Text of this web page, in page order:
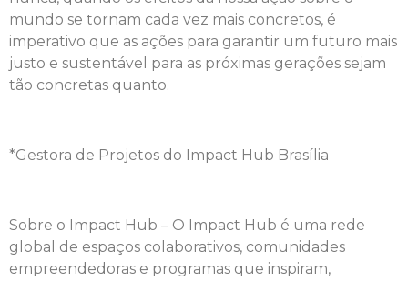
mundo se tornam cada vez mais concretos, é
imperativo que as ações para garantir um futuro mais
justo e sustentável para as próximas gerações sejam
tão concretas quanto.
*Gestora de Projetos do Impact Hub Brasília
Sobre o Impact Hub – O Impact Hub é uma rede
global de espaços colaborativos, comunidades
empreendedoras e programas que inspiram,